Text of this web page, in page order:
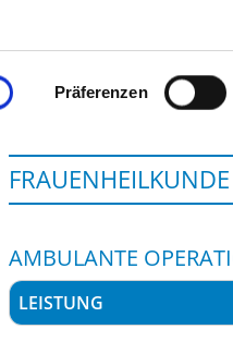
Präferenzen
AMBULANTE
LEISTUNG